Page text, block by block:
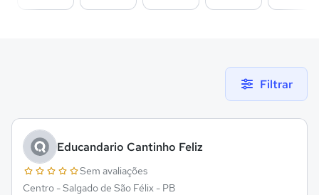
Filtrar
Educandario Cantinho Feliz
Sem avaliações
Centro - Salgado de São Félix - PB